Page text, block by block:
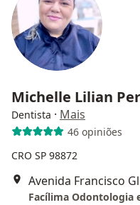
Michelle Lilian
Dentista · Mais
46 opiniões
CRO SP 98872
Avenida Francisco
Facílima Odontologia